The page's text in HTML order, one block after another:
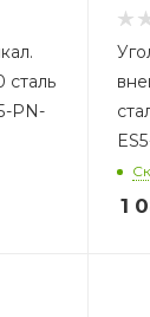
сталь
PN-
1